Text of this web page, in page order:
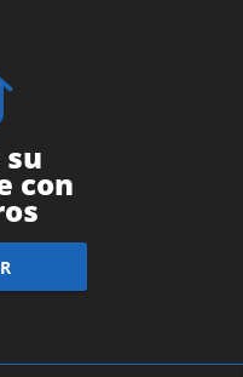
con